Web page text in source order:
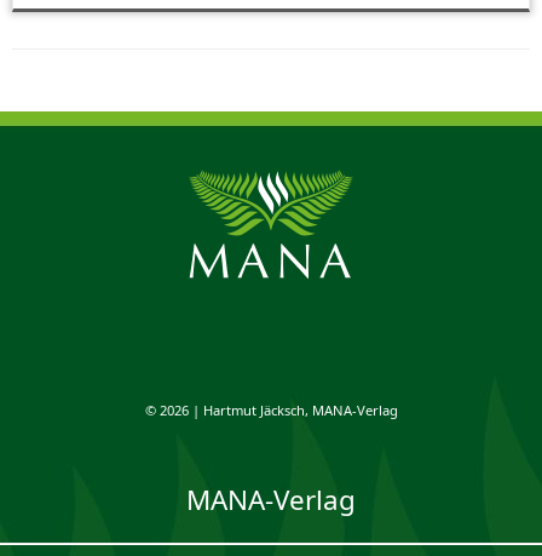
© 2026 | Hartmut Jäcksch, MANA-Verlag
MANA-Verlag